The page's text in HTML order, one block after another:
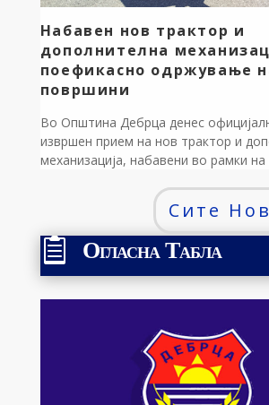
Набавен нов трактор и
дополнителна
поефикасно одржување
површини
Во Општина Дебрца денес
извршен прием на нов трактор и
механизација, набавени во рамки
преку Центарот за развој на
регион, со поддршка од
локална самоуправа. На приемот
градоначалникот на Општина
Сиљаноски, и директорот на
Сите
 Огласна Табла